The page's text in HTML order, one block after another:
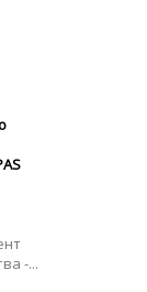
-...